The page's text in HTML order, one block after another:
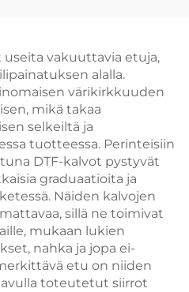
useita vakuuttavia etuja,
alalla.
värikirkkuuden
mikä takaa
selkeiltä ja
tuotteessa. Perinteisiin
DTF-kalvot pystyvät
graduaatioita ja
Näiden kalvojen
sillä ne toimivat
mukaan lukien
nahka ja jopa ei-
etu on niiden
avulla toteutetut siirrot